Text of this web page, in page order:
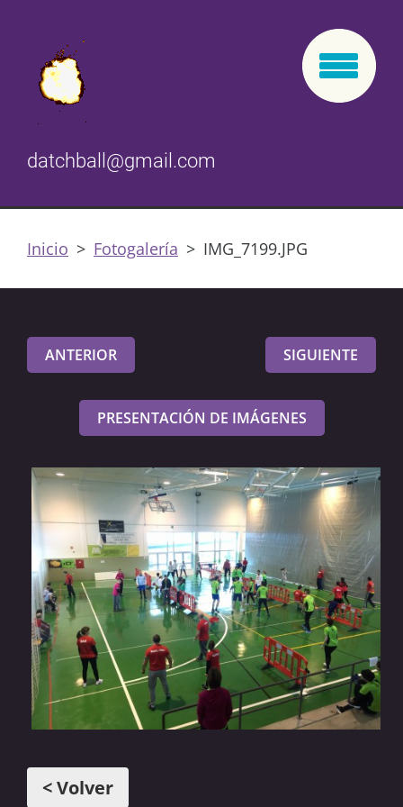
datchball@gmail.com
Inicio > Fotogalería > IMG_7199.JPG
ANTERIOR SIGUIENTE
PRESENTACIÓN DE IMÁGENES
< Volver